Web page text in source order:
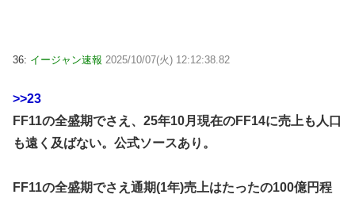
36: イージャン速報 2025/10/07(火) 12:12:38.82
>>23
FF11の全盛期でさえ、25年10月現在のFF14に売上も人口
も遠く及ばない。公式ソースあり。
FF11の全盛期でさえ通期(1年)売上はたったの100億円程